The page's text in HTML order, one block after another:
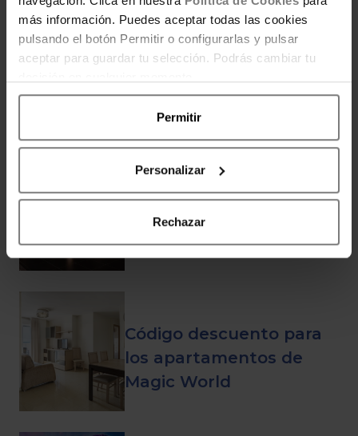
más información. Puedes aceptar todas las cookies
pulsando el botón Permitir o configurarlas y pulsar
aceptar para guardar tu selección. Podrás cambiar tu
Permitir
Personalizar
Rechazar
economía doméstica.
ENTRADAS RELACIONADAS
Visita Dinópolis 2×1
Código descuento para
los apartamentos de
Magic World